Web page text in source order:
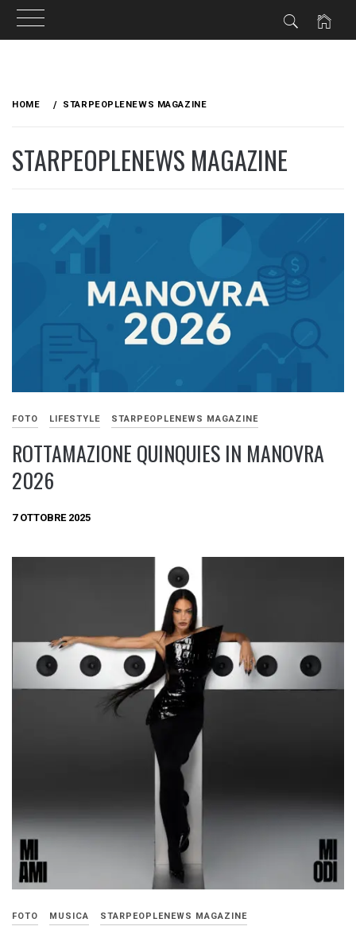
HOME STARPEOPLENEWS MAGAZINE
STARPEOPLENEWS MAGAZINE
FOTO LIFESTYLE STARPEOPLENEWS MAGAZINE
ROTTAMAZIONE QUINQUIES IN MANOVRA
2026
7 OTTOBRE 2025
FOTO MUSICA STARPEOPLENEWS MAGAZINE